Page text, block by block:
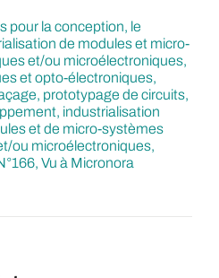
pour la conception, le
de modules et micro-
et/ou microélectroniques
et opto-électroniques,
prototypage de circuits
industrialisation
et de micro-systèmes
ou microélectroniques
Vu à Micronora